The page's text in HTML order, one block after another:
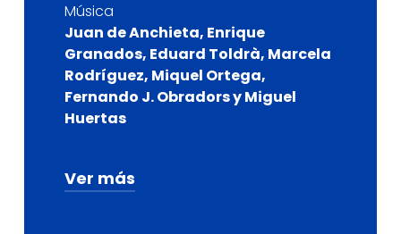
Música
Juan de Anchieta, Enrique
Granados, Eduard Toldrà, Marcela
Rodríguez, Miquel Ortega,
Fernando J. Obradors y Miguel
Huertas
Ver más